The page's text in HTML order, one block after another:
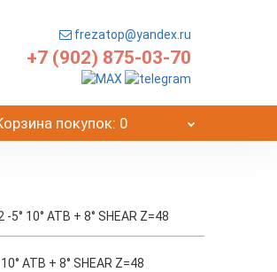
frezatop@yandex.ru
+7 (902) 875-03-70
покупок: 0
10° ATB + 8° SHEAR Z=48
ATB + 8° SHEAR Z=48